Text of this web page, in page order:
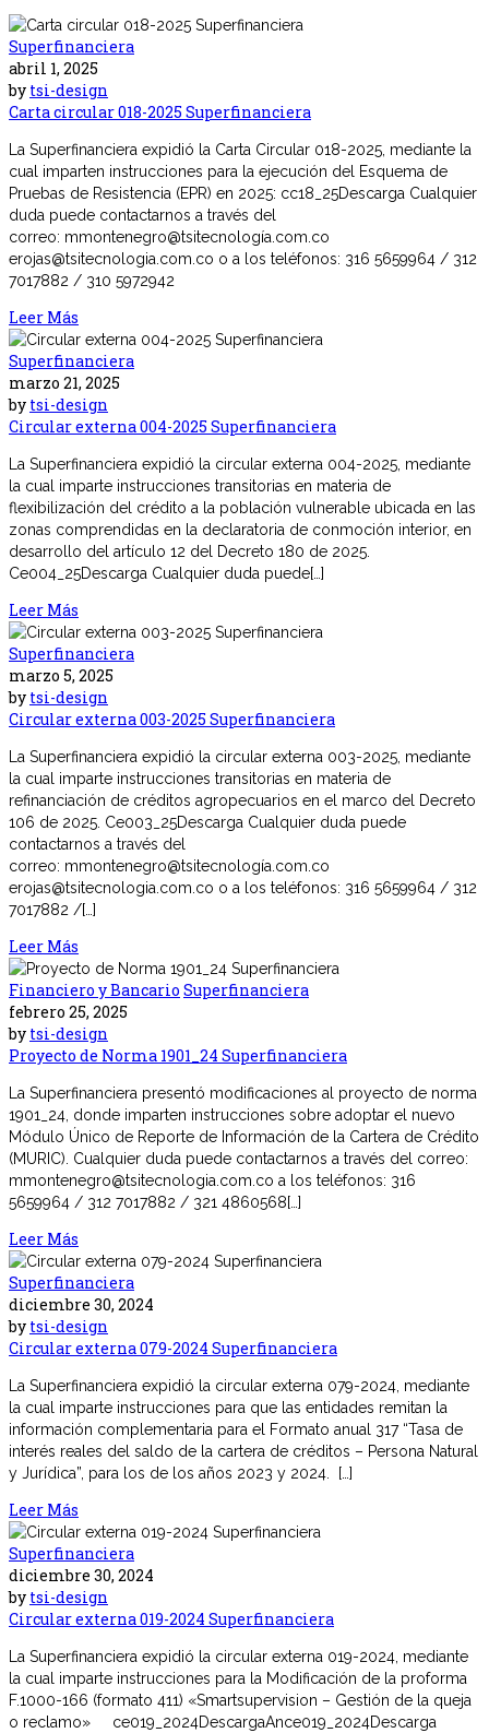
Superfinanciera
abril 1, 2025
by tsi-design
Carta circular 018-2025 Superfinanciera
La Superfinanciera expidió la Carta Circular 018-2025, mediante la
cual imparten instrucciones para la ejecución del Esquema de
Pruebas de Resistencia (EPR) en 2025: cc18_25Descarga Cualquier
duda puede contactarnos a través del
correo: mmontenegro@tsitecnología.com.co
erojas@tsitecnologia.com.co o a los teléfonos: 316 5659964 / 312
7017882 / 310 5972942
Leer Más
Superfinanciera
marzo 21, 2025
by tsi-design
Circular externa 004-2025 Superfinanciera
La Superfinanciera expidió la circular externa 004-2025, mediante
la cual imparte instrucciones transitorias en materia de
flexibilización del crédito a la población vulnerable ubicada en las
zonas comprendidas en la declaratoria de conmoción interior, en
desarrollo del artículo 12 del Decreto 180 de 2025.
Ce004_25Descarga Cualquier duda puede[…]
Leer Más
Superfinanciera
marzo 5, 2025
by tsi-design
Circular externa 003-2025 Superfinanciera
La Superfinanciera expidió la circular externa 003-2025, mediante
la cual imparte instrucciones transitorias en materia de
refinanciación de créditos agropecuarios en el marco del Decreto
106 de 2025. Ce003_25Descarga Cualquier duda puede
contactarnos a través del
correo: mmontenegro@tsitecnología.com.co
erojas@tsitecnologia.com.co o a los teléfonos: 316 5659964 / 312
7017882 /[…]
Leer Más
Financiero y Bancario Superfinanciera
febrero 25, 2025
by tsi-design
Proyecto de Norma 1901_24 Superfinanciera
La Superfinanciera presentó modificaciones al proyecto de norma
1901_24, donde imparten instrucciones sobre adoptar el nuevo
Módulo Único de Reporte de Información de la Cartera de Crédito
(MURIC). Cualquier duda puede contactarnos a través del correo:
mmontenegro@tsitecnologia.com.co a los teléfonos: 316
5659964 / 312 7017882 / 321 4860568[…]
Leer Más
Superfinanciera
diciembre 30, 2024
by tsi-design
Circular externa 079-2024 Superfinanciera
La Superfinanciera expidió la circular externa 079-2024, mediante
la cual imparte instrucciones para que las entidades remitan la
información complementaria para el Formato anual 317 “Tasa de
interés reales del saldo de la cartera de créditos – Persona Natural
y Jurídica”, para los de los años 2023 y 2024. […]
Leer Más
Superfinanciera
diciembre 30, 2024
by tsi-design
Circular externa 019-2024 Superfinanciera
La Superfinanciera expidió la circular externa 019-2024, mediante
la cual imparte instrucciones para la Modificación de la proforma
F.1000-166 (formato 411) «Smartsupervision – Gestión de la queja
o reclamo» ce019_2024DescargaAnce019_2024Descarga